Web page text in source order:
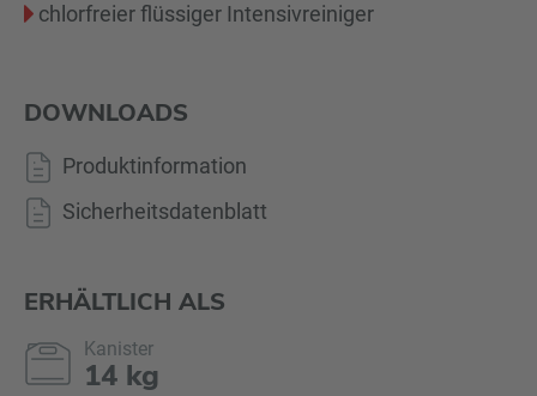
chlorfreier flüssiger Intensivreiniger
DOWNLOADS
Produktinformation
Sicherheitsdatenblatt
ERHÄLTLICH ALS
Kanister
14 kg